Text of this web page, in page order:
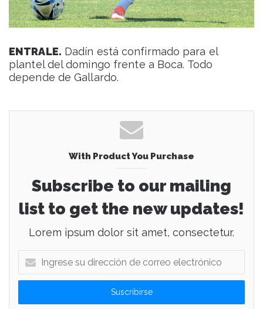
ENTRALE. Dadín está confirmado para el
plantel del domingo frente a Boca. Todo
depende de Gallardo.
With Product You Purchase
Subscribe to our mailing
list to get the new updates!
Lorem ipsum dolor sit amet, consectetur.
g
e